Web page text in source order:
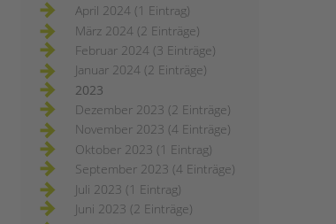
April 2024 (1 Eintrag)
März 2024 (2 Einträge)
Februar 2024 (3 Einträge)
Januar 2024 (2 Einträge)
2023
Dezember 2023 (2 Einträge)
November 2023 (4 Einträge)
Oktober 2023 (1 Eintrag)
September 2023 (4 Einträge)
Juli 2023 (1 Eintrag)
Juni 2023 (2 Einträge)